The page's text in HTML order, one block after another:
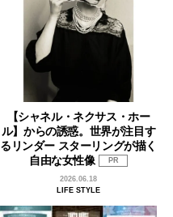
【シャネル・ネクサス・ホー
ル】からの誘惑。世界が注目す
るリンダー スターリングが描く
自由な女性像
PR
2026.06.18
LIFE STYLE